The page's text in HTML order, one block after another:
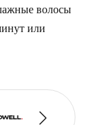
волосы
или